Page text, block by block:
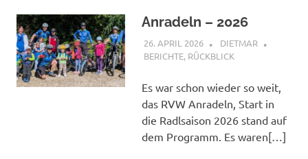
Anradeln – 2026
26. APRIL 2026
DIETMAR
BERICHTE, RÜCKBLICK
Es war schon wieder so weit,
das RVW Anradeln, Start in
die Radlsaison 2026 stand auf
dem Programm. Es waren[…]